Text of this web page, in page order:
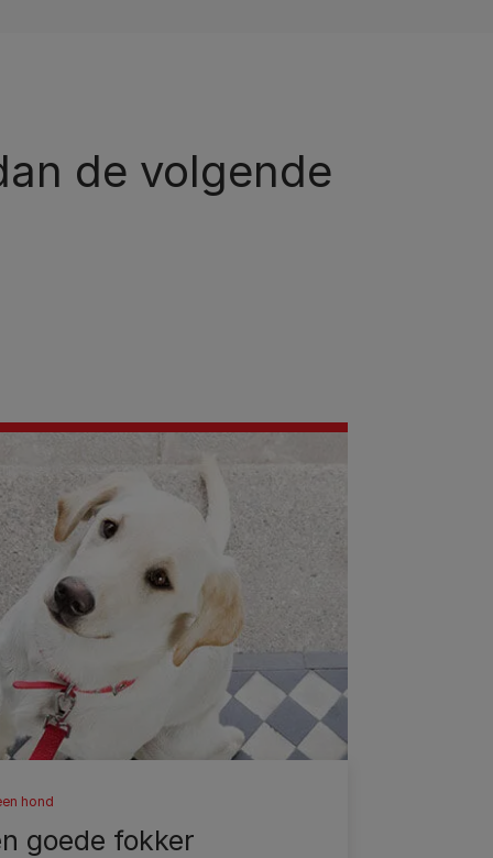
de volgende
hond
goede fokker